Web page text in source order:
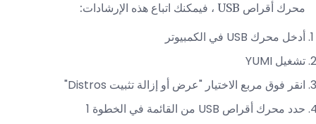
محرك أقراص USB ، فيمكنك اتباع هذه الإرشادات:
أدخل محرك USB في الكمبيوتر
تشغيل YUMI
انقر فوق مربع الاختيار "عرض أو إزالة تثبيت Distros"
حدد محرك أقراص USB من القائمة في الخطوة 1